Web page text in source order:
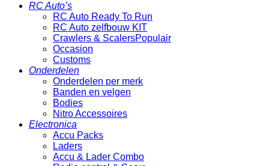
RC Auto’s
RC Auto Ready To Run
RC Auto zelfbouw KIT
Crawlers & Scalers
Occasion
Customs
Onderdelen
Onderdelen per merk
Banden en velgen
Bodies
Nitro Accessoires
Electronica
Accu Packs
Laders
Accu & Lader Combo